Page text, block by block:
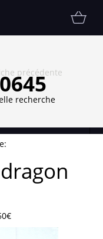
précédente
recherche